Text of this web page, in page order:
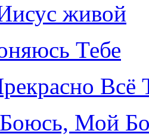
живой
Тебе
Всё
Мой